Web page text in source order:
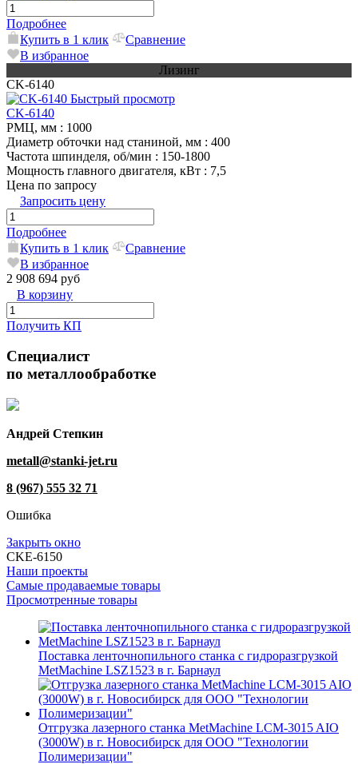
Подробнее
Купить в 1 клик
Сравнение
В избранное
Лизинг
CK-6140
Быстрый просмотр
CK-6140
РМЦ, мм : 1000
Диаметр обточки над станиной, мм : 400
Частота шпинделя, об/мин : 150-1800
Мощность главного двигателя, кВт : 7,5
Цена по запросу
Запросить цену
Подробнее
Купить в 1 клик
Сравнение
В избранное
2 908 694 руб
В корзину
Получить КП
Специалист
по металлообработке
Андрей Степкин
metall@stanki-jet.ru
8 (967) 555 32 71
Ошибка
Закрыть окно
CKE-6150
Наши проекты
Самые продаваемые товары
Просмотренные товары
Поставка ленточнопильного станка c гидроразгрузкой
MetMachine LSZ1523 в г. Барнаул
Отгрузка лазерного станка MetMachine LCM-3015 AIO
(3000W) в г. Новосибирск для ООО "Технологии
Полимеризации"